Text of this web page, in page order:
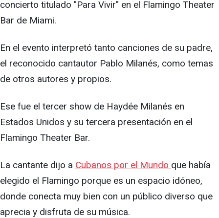
concierto titulado "Para Vivir" en el Flamingo Theater
Bar de Miami.
En el evento interpretó tanto canciones de su padre,
el reconocido cantautor Pablo Milanés, como temas
de otros autores y propios.
Ese fue el tercer show de Haydée Milanés en
Estados Unidos y su tercera presentación en el
Flamingo Theater Bar.
La cantante dijo a Cubanos por el Mundo que había
elegido el Flamingo porque es un espacio idóneo,
donde conecta muy bien con un público diverso que
aprecia y disfruta de su música.